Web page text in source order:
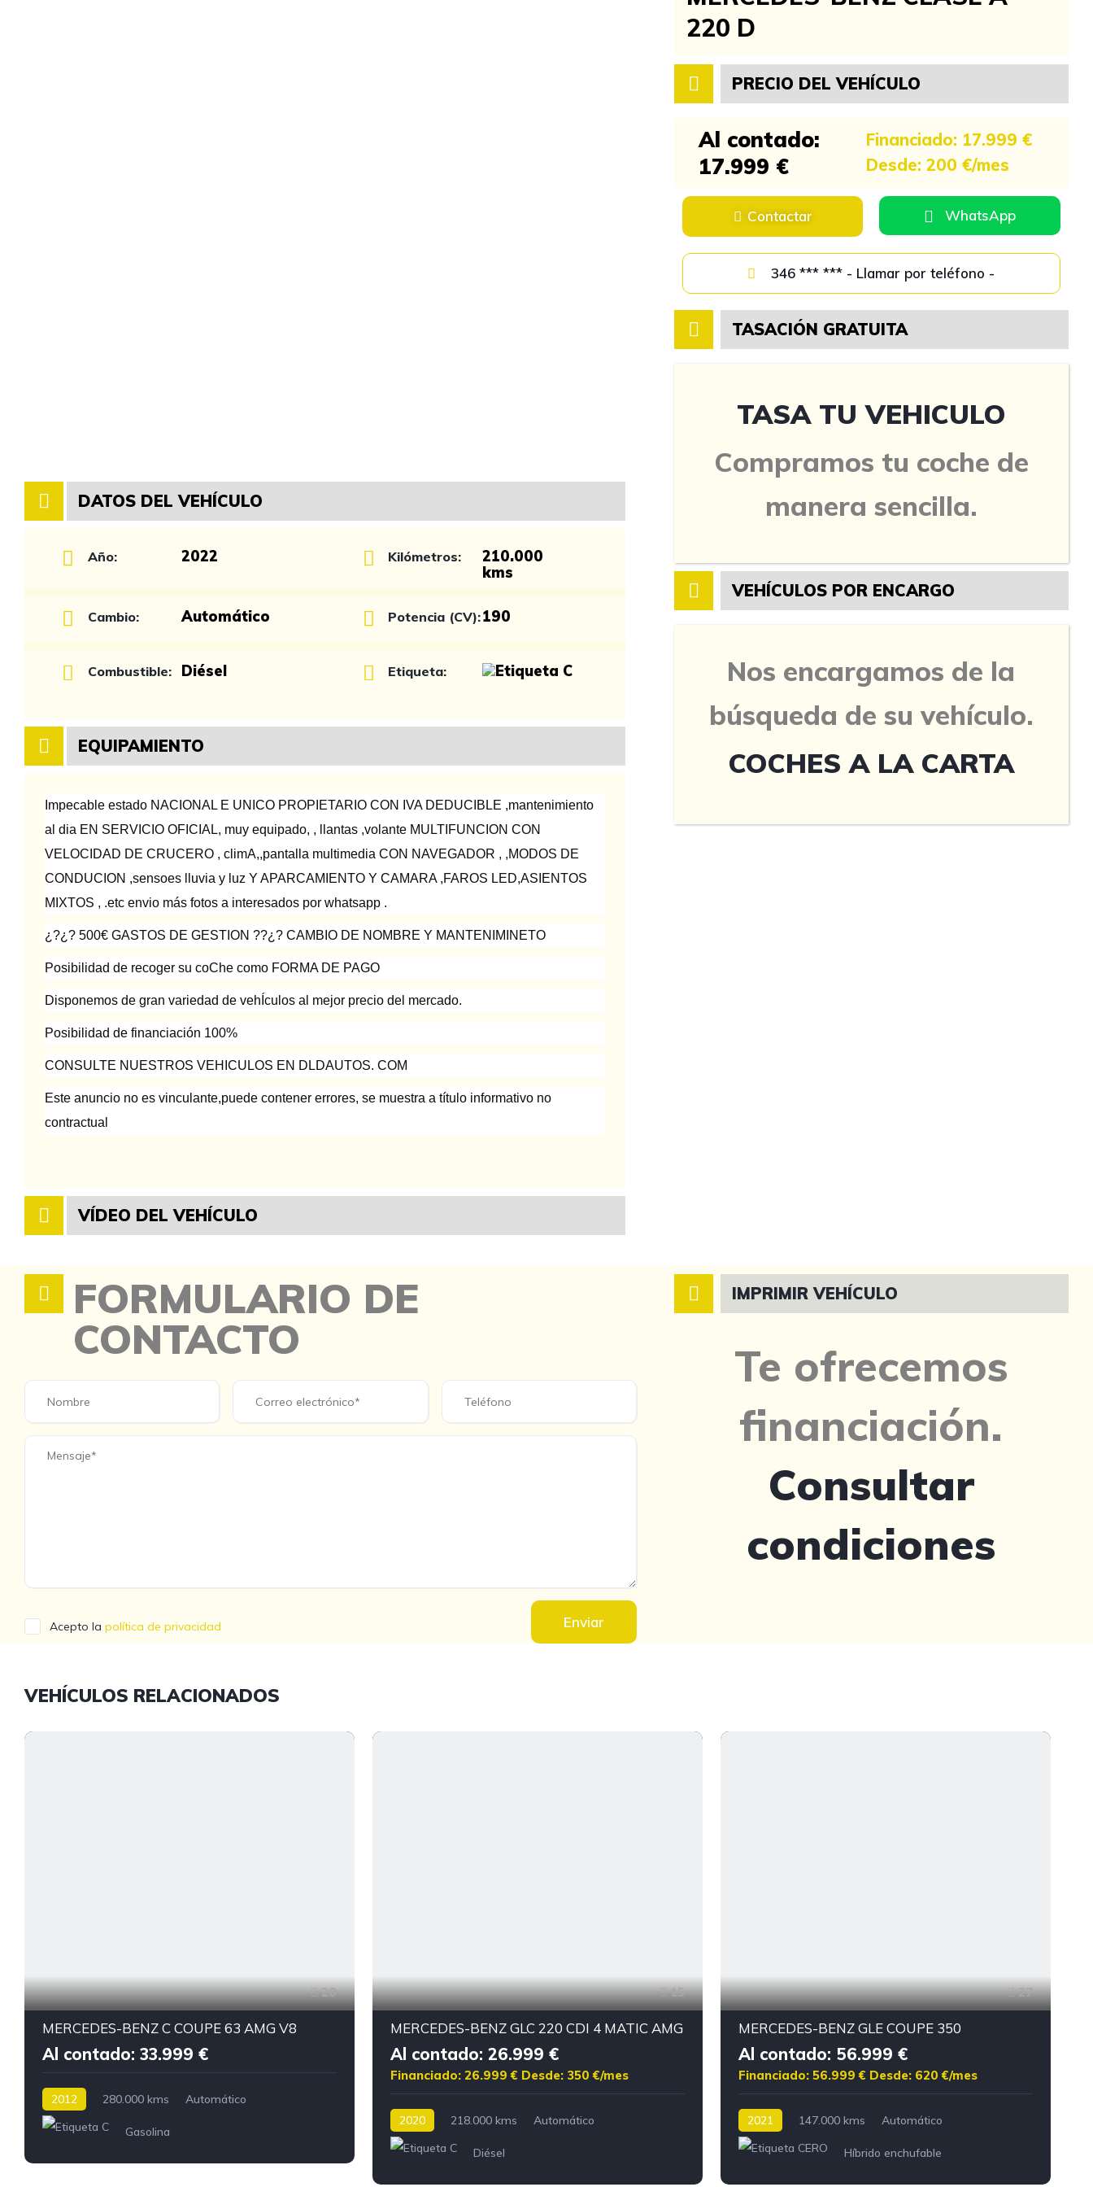
DATOS DEL VEHÍCULO
Año: 2022 Kilómetros:
210.000
kms
Cambio: Automático Potencia (CV):190
Combustible: Diésel Etiqueta:
EQUIPAMIENTO
Impecable estado NACIONAL E UNICO PROPIETARIO CON IVA DEDUCIBLE ,mantenimiento
al dia EN SERVICIO OFICIAL, muy equipado, , llantas ,volante MULTIFUNCION CON
VELOCIDAD DE CRUCERO , climA,,pantalla multimedia CON NAVEGADOR , ,MODOS DE
CONDUCION ,sensoes lluvia y luz Y APARCAMIENTO Y CAMARA ,FAROS LED,ASIENTOS
MIXTOS , .etc envio más fotos a interesados por whatsapp .
¿?¿? 500€ GASTOS DE GESTION ??¿? CAMBIO DE NOMBRE Y MANTENIMINETO
Posibilidad de recoger su coChe como FORMA DE PAGO
Disponemos de gran variedad de vehÍculos al mejor precio del mercado.
Posibilidad de financiación 100%
CONSULTE NUESTROS VEHICULOS EN DLDAUTOS. COM
Este anuncio no es vinculante,puede contener errores, se muestra a título informativo no
contractual
VÍDEO DEL VEHÍCULO
220 D
PRECIO DEL VEHÍCULO
Al contado:
17.999 €
Financiado: 17.999 €
Desde: 200 €/mes
Contactar WhatsApp
346 *** *** - Llamar por teléfono -
TASACIÓN GRATUITA
TASA TU VEHICULO
Compramos tu coche de
manera sencilla.
VEHÍCULOS POR ENCARGO
Nos encargamos de la
búsqueda de su vehículo.
COCHES A LA CARTA
FORMULARIO DE
CONTACTO
Acepto la política de privacidad Enviar
IMPRIMIR VEHÍCULO
Te ofrecemos
financiación.
Consultar
condiciones
VEHÍCULOS RELACIONADOS
20
MERCEDES-BENZ C COUPE 63 AMG V8
Al contado: 33.999 €
2012 280.000 kms Automático
Gasolina
15
MERCEDES-BENZ GLC 220 CDI 4 MATIC AMG
Al contado: 26.999 €
Financiado: 26.999 € Desde: 350 €/mes
2020 218.000 kms Automático
Diésel
27
MERCEDES-BENZ GLE COUPE 350
Al contado: 56.999 €
Financiado: 56.999 € Desde: 620 €/mes
2021 147.000 kms Automático
Híbrido enchufable